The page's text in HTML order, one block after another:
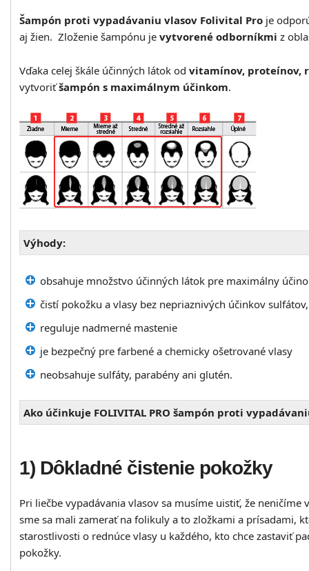
Šampón proti vypadávaniu vlasov Folivital Pro je
aj žien. Zloženie šampónu je vytvorené odborníkmi z
Vďaka celej škále účinných látok od vitamínov, proteínov,
vytvoriťšampón s maximálnym účinkom.
Výhody:
obsahuje množstvo účinných látok pre maximálny
čistí pokožku a vlasy bez nepriaznivých účinkov
reguluje nadmerné mastenie
je bezpečný pre farbené a chemicky ošetrované vlasy
neobsahuje sulfáty, parabény ani glutén.
Ako účinkuje FOLIVITAL PRO šampón proti
1) Dôkladné čistenie pokožky
Pri liečbe vypadávania vlasov sa musíme uistiť, že
sme sa mali zamerať na folikuly a to zložkami a prísadami,
starostlivosti o rednúce vlasy u každého, kto chce zastaviť
pokožky.